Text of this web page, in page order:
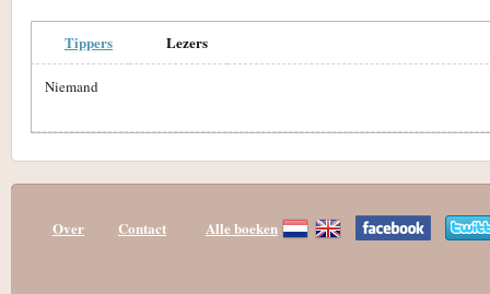
Tippers Lezers
Niemand
Over Contact Alle boeken